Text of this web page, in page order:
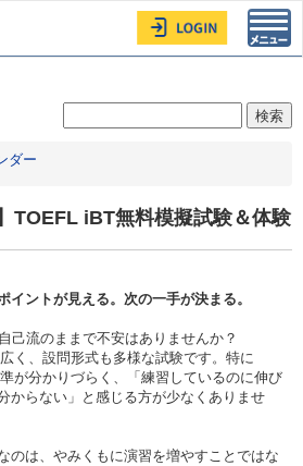
ダー
TOEFL iBT無料模擬試験＆体験
イントが見える。次の一手が決まる。
己流のままで不安はありませんか？
く、設問形式も多様な試験です。特に
が分かりづらく、「練習しているのに伸び
からない」と感じる方が少なくありませ
のは、やみくもに演習を増やすことではな